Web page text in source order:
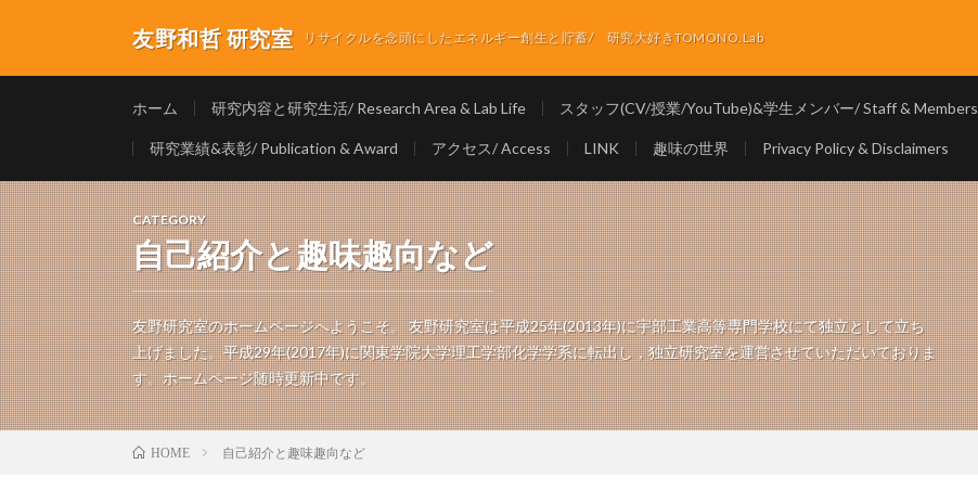
友野和哲 研究室 リサイクルを念頭にしたエネルギー創生と貯蓄/ 研究大好きTOMONO.Lab
ホーム 研究内容と研究生活/ Research Area & Lab Life スタッフ(CV/授業/YouTube)&学生メンバー/ Staff & Members
研究業績&表彰/ Publication & Award アクセス/ Access LINK 趣味の世界 Privacy Policy & Disclaimers
CATEGORY
自己紹介と趣味趣向など
友野研究室のホームページへようこそ。 友野研究室は平成25年(2013年)に宇部工業高等専門学校にて独立として立ち
上げました。平成29年(2017年)に関東学院大学理工学部化学学系に転出し，独立研究室を運営させていただいておりま
す。ホームページ随時更新中です。
HOME 自己紹介と趣味趣向など